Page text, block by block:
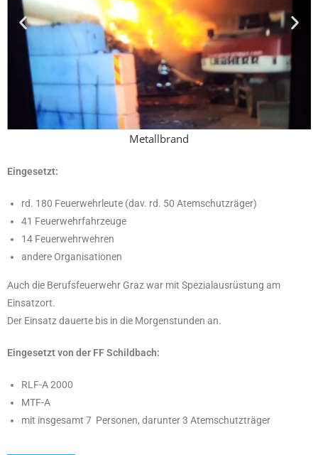
Metallbrand
Eingesetzt:
rd. 180 Feuerwehrleute (dav. rd. 50 Atemschutzräger)
41 Feuerwehrfahrzeuge
14 Feuerwehrwehren
andere Organisationen
Auch die Berufsfeuerwehr Graz war mit Spezialausrüstung am
Einsatzort.
Der Einsatz dauerte bis in die Morgenstunden an.
Eingesetzt von der FF Schildbach:
RLF-A 2000
MTF-A
mit insgesamt 7 Personen, darunter 3 Atemschutzträger